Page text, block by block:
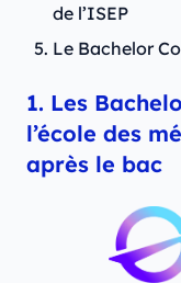
de l’ISEP
Le Bachelor
1. Les
l’école des
après le bac